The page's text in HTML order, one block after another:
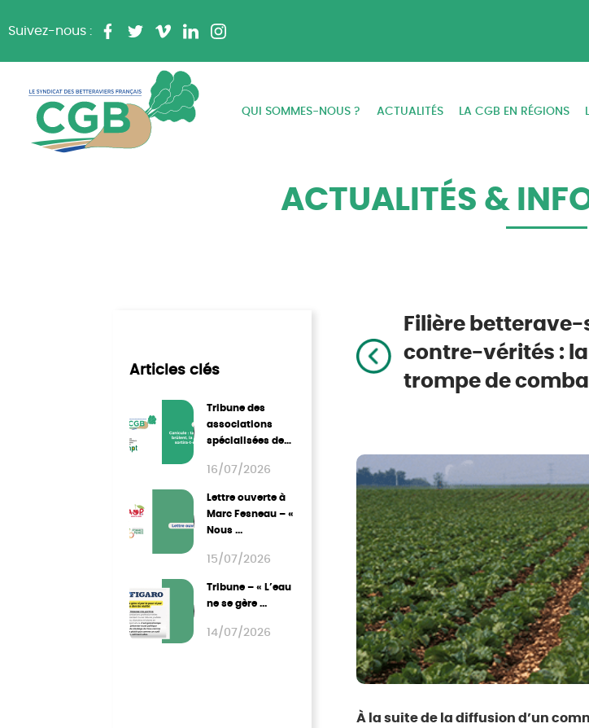
Suivez-nous :
QUI SOMMES-NOUS ? ACTUALITÉS LA CGB EN RÉGIONS
ACTUALITÉS &
Articles clés
Tribune des
associations
spécialisées de
...16/07/2026
Lettre ouverte à
Marc Fesneau – «
Nous ...
15/07/2026
Tribune – « L’eau
ne se gère ...
14/07/2026
Filière
contre-vérités :
trompe de
À la suite de la diffusion d’un